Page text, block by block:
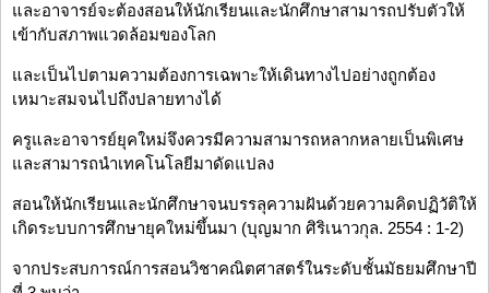
และอาจารย์จะต้องสอนให้นักเรียนและนักศึกษาสามารถปรับตัวให้
เข้ากับสภาพแวดล้อมของโลก
และเป็นไปตามความต้องการเฉพาะให้เดินทางไปอย่างถูกต้อง
เหมาะสมจนไปถึงปลายทางได้
ครูและอาจารย์ยุคใหม่จึงควรมีความสามารถหลากหลายเป็นพิเศษ
และสามารถนำเทคโนโลยีมาดัดแปลง
สอนให้นักเรียนและนักศึกษาจนบรรลุความฝันด้วยความคิดปฏิวัติให้
เกิดระบบการศึกษายุคใหม่ขึ้นมา (บุญมาก ศิริเนาวกุล. 2554 : 1-2)
จากประสบการณ์การสอนวิชาคณิตศาสตร์ในระดับชั้นมัธยมศึกษาปี